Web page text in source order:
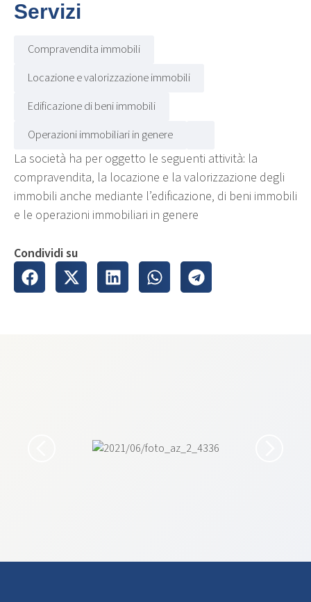
Servizi
Compravendita immobili
Locazione e valorizzazione immobili
Edificazione di beni immobili
Operazioni immobiliari in genere
La società ha per oggetto le seguenti attività: la
compravendita, la locazione e la valorizzazione degli
immobili anche mediante l’edificazione, di beni immobili
e le operazioni immobiliari in genere
Condividi su